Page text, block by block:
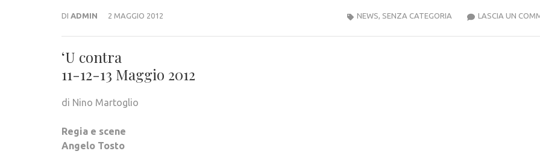
DI ADMIN 2 MAGGIO 2012 LASCIA UN
NEWS SENZA CATEGORIA
‘U contra
11-12-13 Maggio 2012
di Nino Martoglio
Regia e scene
Angelo Tosto